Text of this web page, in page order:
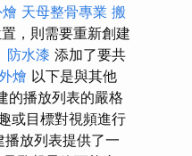
天母整骨專業 搬
，則需要重新創建
防水漆 添加了要共
燴 以下是與其他
的播放列表的嚴格
或目標對視頻進行
放列表提供了一